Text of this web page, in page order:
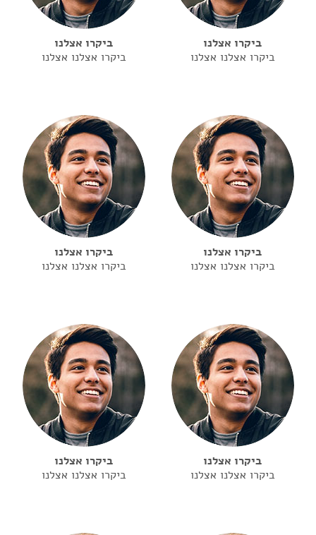
ביקרו אצלנו
ביקרו אצלנו אצלנו
ביקרו אצלנו
ביקרו אצלנו אצלנו
ביקרו אצלנו
ביקרו אצלנו אצלנו
ביקרו אצלנו
ביקרו אצלנו אצלנו
ביקרו אצלנו
ביקרו אצלנו אצלנו
ביקרו אצלנו
ביקרו אצלנו אצלנו